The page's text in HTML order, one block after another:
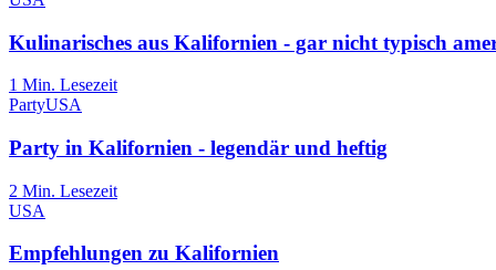
Kulinarisches aus Kalifornien - gar nicht typisch
1 Min. Lesezeit
PartyUSA
Party in Kalifornien - legendär und heftig
2 Min. Lesezeit
USA
Empfehlungen zu Kalifornien